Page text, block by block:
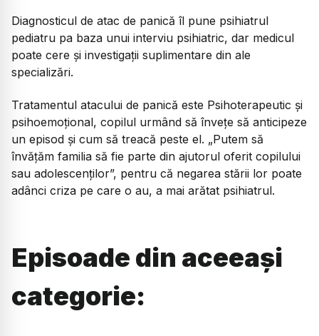
Diagnosticul de atac de panică îl pune psihiatrul
pediatru pa baza unui interviu psihiatric, dar medicul
poate cere și investigații suplimentare din ale
specializări.
Tratamentul atacului de panică este Psihoterapeutic și
psihoemoțional, copilul urmând să învețe să anticipeze
un episod și cum să treacă peste el. „Putem să
învățăm familia să fie parte din ajutorul oferit copilului
sau adolescenților”, pentru că negarea stării lor poate
adânci criza pe care o au, a mai arătat psihiatrul.
Episoade din aceeași
categorie: